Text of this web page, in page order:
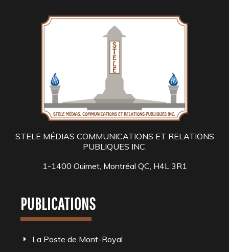
STELE MÉDIAS COMMUNICATIONS ET RELATIONS
PUBLIQUES INC.
1-1400 Ouimet, Montréal QC, H4L 3R1
PUBLICATIONS
La Poste de Mont-Royal